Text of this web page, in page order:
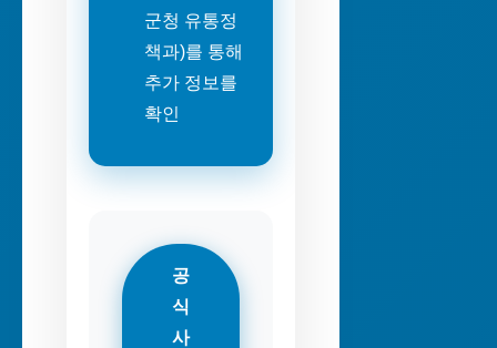
군청 유통정
책과)를 통해
추가 정보를
확인
공
식
사